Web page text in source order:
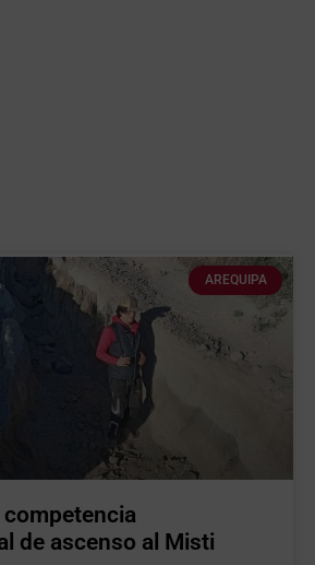
AREQUIPA
competencia
de ascenso al Misti